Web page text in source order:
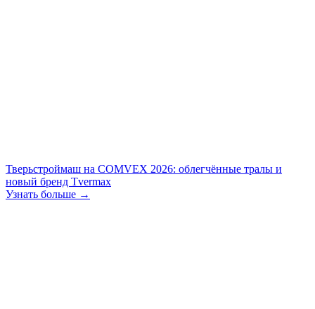
Тверьстроймаш на COMVEX 2026: облегчённые тралы и
новый бренд Tvermax
Узнать больше →